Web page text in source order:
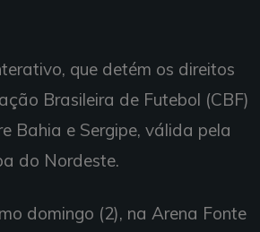
que detém os direitos
Brasileira de Futebol (CBF)
Bahia e Sergipe, válida pela
do Nordeste.
domingo (2), na Arena Fonte